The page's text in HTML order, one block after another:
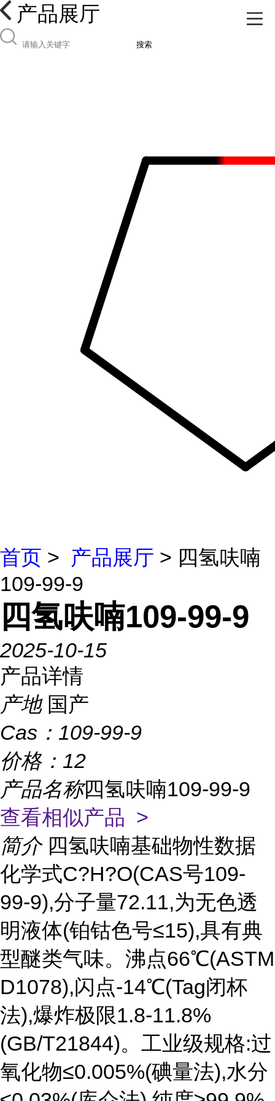
产品展厅
搜索
首页 > 产品展厅 > 四氢呋喃
109-99-9
四氢呋喃109-99-9
2025-10-15
产品详情
产地 国产
Cas： 109-99-9
价格： 12
产品名称四氢呋喃109-99-9
查看相似产品 >
简介 四氢呋喃基础物性数据
化学式C?H?O(CAS号109-
99-9),分子量72.11,为无色透
明液体(铂钴色号≤15),具有典
型醚类气味。沸点66℃(ASTM
D1078),闪点-14℃(Tag闭杯
法),爆炸极限1.8-11.8%
(GB/T21844)。工业级规格:过
氧化物≤0.005%(碘量法),水分